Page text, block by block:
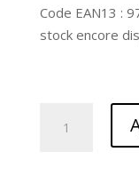
Code EAN13 :
stock encore